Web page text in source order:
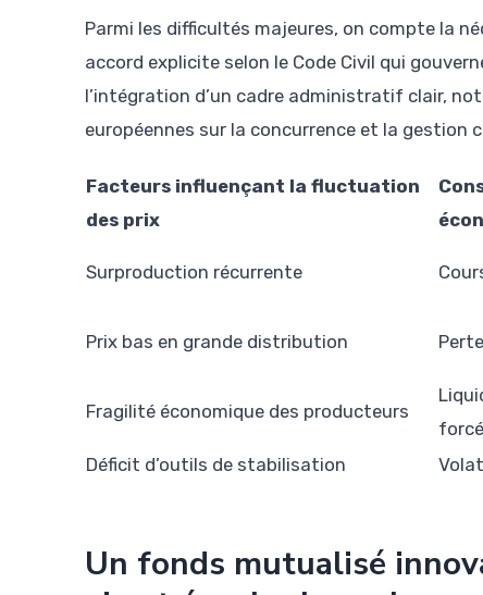
Parmi les difficultés majeures, on compte la
accord explicite selon le Code Civil qui
l’intégration d’un cadre administratif clair,
européennes sur la concurrence et la gestion
Facteurs influençant la fluctuation
des prix
Surproduction récurrente
Prix bas en grande distribution
Fragilité économique des producteurs
Déficit d’outils de stabilisation
Un fonds mutualisé